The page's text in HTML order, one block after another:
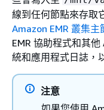
線到任何節點來存取
Amazon EMR 叢集主
EMR 協助程式和其
統和應用程式日誌，
注意